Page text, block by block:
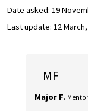
Date asked: 19
Last update: 12
MF
Major F.